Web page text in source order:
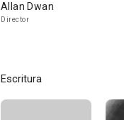
Allan Dwan
Director
Escritura